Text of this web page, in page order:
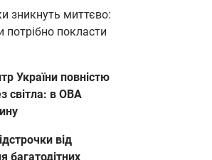
зникнуть миттєво:
потрібно покласти
України повністю
світла: в ОВА
від
багатодітних